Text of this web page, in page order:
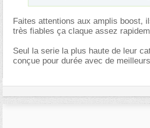
Faites attentions aux amplis boost,
très fiables ça claque assez
Seul la serie la plus haute de leur
conçue pour durée avec de